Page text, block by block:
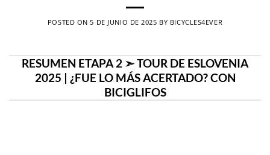
POSTED ON 5 DE JUNIO DE 2025 BY BICYCLES4EVER
RESUMEN ETAPA 2 ➣ TOUR DE ESLOVENIA
2025 | ¿FUE LO MÁS ACERTADO? CON
BICIGLIFOS